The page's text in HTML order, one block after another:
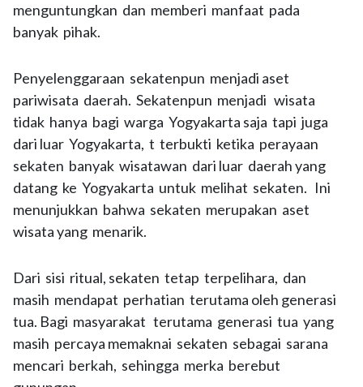
menguntungkan dan memberi manfaat pada
banyak pihak.
Penyelenggaraan sekatenpun menjadi aset
pariwisata daerah. Sekatenpun menjadi wisata
tidak hanya bagi warga Yogyakarta saja tapi juga
dari luar Yogyakarta, t terbukti ketika perayaan
sekaten banyak wisatawan dari luar daerah yang
datang ke Yogyakarta untuk melihat sekaten. Ini
menunjukkan bahwa sekaten merupakan aset
wisata yang menarik.
Dari sisi ritual, sekaten tetap terpelihara, dan
masih mendapat perhatian terutama oleh generasi
tua. Bagi masyarakat terutama generasi tua yang
masih percaya memaknai sekaten sebagai sarana
mencari berkah, sehingga merka berebut